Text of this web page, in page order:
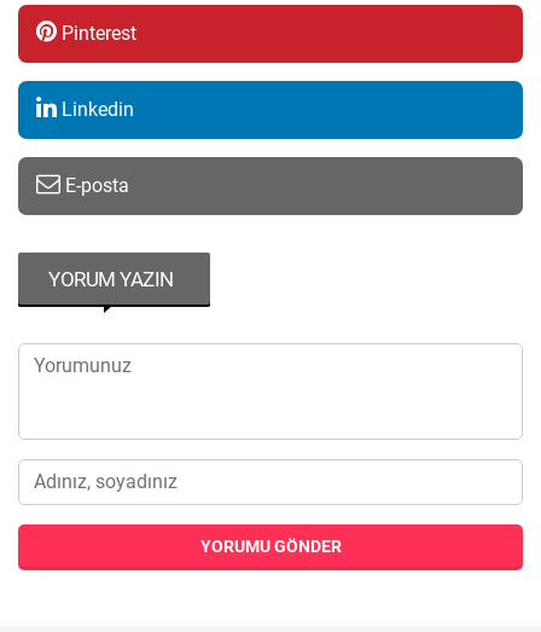
Pinterest
Linkedin
E-posta
YORUM YAZIN
YORUMU GÖNDER